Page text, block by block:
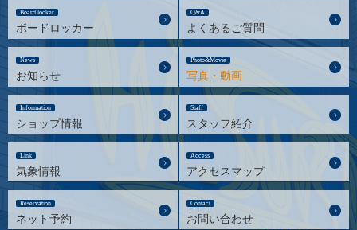
Board locker
ボードロッカー
Q&A
よくあるご質問
News
お知らせ
Photo&Movie
写真・動画
Information
ショップ情報
Staff
スタッフ紹介
Link
気象情報
Access
アクセスマップ
Reservation
ネット予約
Contact
お問い合わせ